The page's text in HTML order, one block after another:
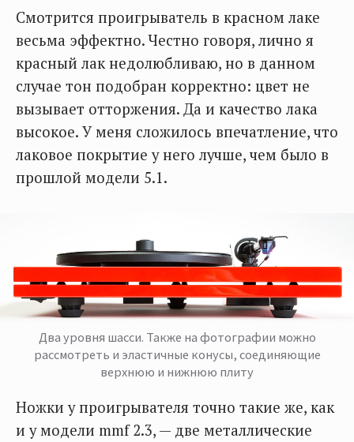
Смотрится проигрыватель в красном лаке
весьма эффектно. Честно говоря, лично я
красный лак недолюбливаю, но в данном
случае тон подобран корректно: цвет не
вызывает отторжения. Да и качество лака
высокое. У меня сложилось впечатление, что
лаковое покрытие у него лучше, чем было в
прошлой модели 5.1.
Два уровня шасси. Также на фотографии можно
рассмотреть и эластичные конусы, соединяющие
верхнюю и нижнюю плиту
Ножки у проигрывателя точно такие же, как
и у модели mmf 2.3, — две металлические